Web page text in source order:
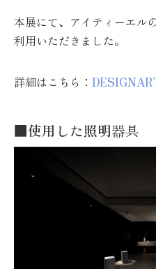
本展にて、アイティーエル
利用いただきました。
詳細はこちら：
■使用した照明器具